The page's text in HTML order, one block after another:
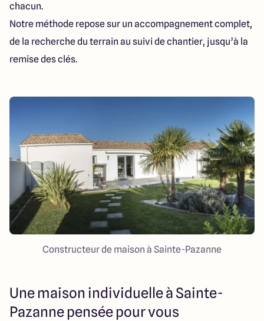
chacun.
Notre méthode repose sur un accompagnement complet,
de la recherche du terrain au suivi de chantier, jusqu’à la
remise des clés.
Constructeur de maison à Sainte-Pazanne
Une maison individuelle à Sainte-
Pazanne pensée pour vous